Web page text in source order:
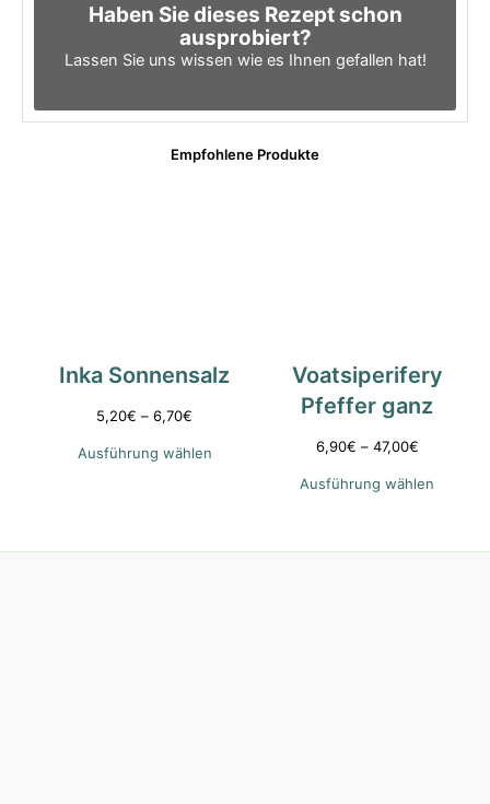
Haben Sie dieses Rezept schon
ausprobiert?
Lassen Sie uns wissen wie es Ihnen gefallen hat!
Empfohlene Produkte
Inka Sonnensalz
5,20€ –6,70€
Ausführung wählen
Voatsiperifery
Pfeffer ganz
6,90€ – 47,00€
Ausführung wählen